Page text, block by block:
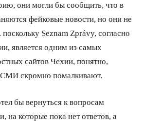
они могли бы сообщить, что в
фейковые новости, но они не
поскольку Seznam Zprávy, согласно
является одним из самых
сайтов Чехии, понятно,
скромно помалкивают.
бы вернуться к вопросам
на которые пока нет ответов, а